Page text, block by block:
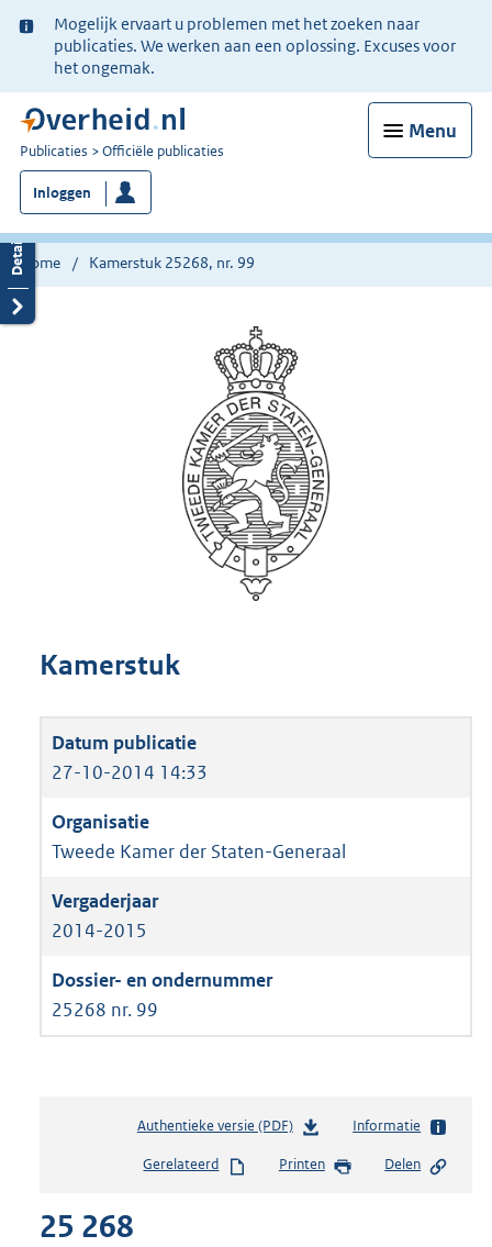
Ter
informatie:
Mogelijk ervaart u problemen met het zoeken naar
publicaties. We werken aan een oplossing. Excuses voor
het ongemak.
Menu
U
bent
nu
hier:
Publicaties Officiële publicaties
Inloggen
Home Kamerstuk 25268, nr. 99
Kamerstuk
27-10-2014 14:33
Tweede Kamer der Staten-Generaal
2014-2015
25268 nr. 99
Authentieke versie (PDF)b
s
Informatie
Gerelateerd Printen Delen
25 268